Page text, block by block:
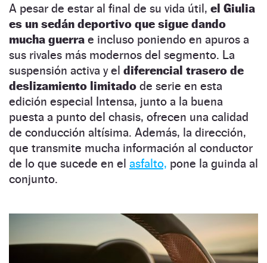
A pesar de estar al final de su vida útil, el Giulia
es un sedán deportivo que sigue dando
mucha guerra e incluso poniendo en apuros a
sus rivales más modernos del segmento. La
suspensión activa y el diferencial trasero de
deslizamiento limitado de serie en esta
edición especial Intensa, junto a la buena
puesta a punto del chasis, ofrecen una calidad
de conducción altísima. Además, la dirección,
que transmite mucha información al conductor
de lo que sucede en el asfalto, pone la guinda al
conjunto.